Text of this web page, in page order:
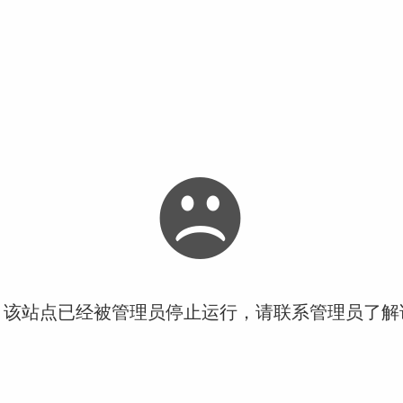
站点已经被管理员停止运行，请联系管理员了